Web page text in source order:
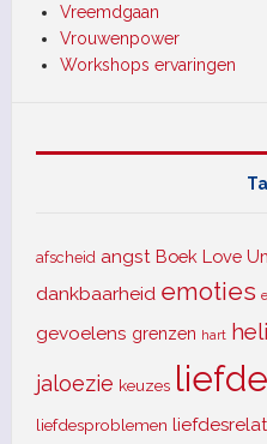
Vreemdgaan
Vrouwenpower
Workshops ervaringen
afscheid angst Boek Love
dankbaarheid emoties
gevoelens grenzen hart
jaloezie keuzes liefde
liefdesproblemen